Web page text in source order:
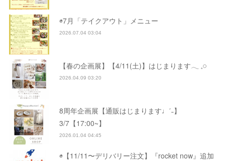
◉7月「テイクアウト」メニュー
2026.07.04 03:04
【春の企画展】【4/11(土)】はじまります𓂃 𓈒𓏸
2026.04.09 03:20
8周年企画展【通販はじまります♩ˊ˗】
3/7【17:00~】
2026.01.04 04:45
◉【11/11〜デリバリー注文】『rocket now』追加